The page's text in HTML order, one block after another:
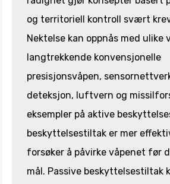
og territoriell kontroll svært
Nektelse kan oppnås med ulike
langtrekkende konvensjonelle
presisjonsvåpen,
deteksjon, luftvern og
eksempler på aktive
beskyttelsestiltak er mer
forsøker å påvirke våpenet før
mål. Passive beskyttelsestiltak